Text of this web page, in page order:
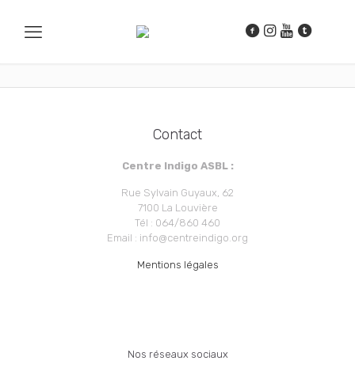
Contact
Centre Indigo ASBL :
Rue Sylvain Guyaux, 62
7100 La Louvière
Tél : 064/860 460
Email : info@centreindigo.org
Mentions légales
Nos réseaux sociaux